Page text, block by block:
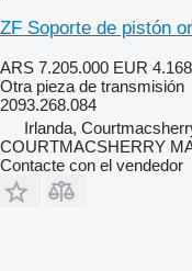
ZF Soporte de pistón
ARS 7.205.000 EUR 4.168
Otra pieza de transmisión
2093.268.084
Irlanda,
COURTMACSHERRY
Contacte con el vendedor